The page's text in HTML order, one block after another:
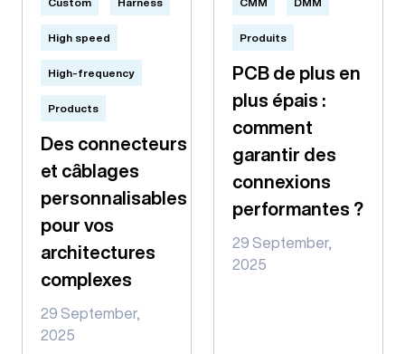
Custom Harness
High speed
High-frequency
Products
Des connecteurs
et câblages
personnalisables
pour vos
architectures
complexes
29 September,
2025
CMM DMM
Produits
PCB de plus en
plus épais :
comment
garantir des
connexions
performantes ?
29 September,
2025